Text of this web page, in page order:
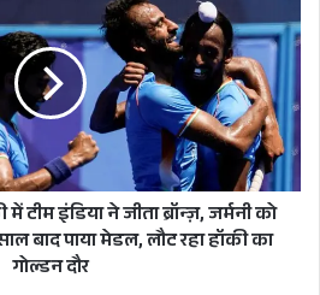
इंडिया ने जीता ब्रॉन्ज़, जर्मनी को
बाद पाया मेडल, लौट रहा हॉकी का
गोल्डन दौर